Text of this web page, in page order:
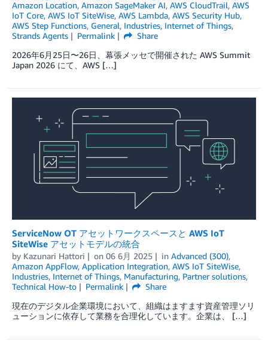
Amazon Location, Amazon SageMaker AI, AWS CloudTrail, AWS
IoT Core, AWS IoT SiteWise, AWS Lambda, AWS Security Hub,
AWS Step Functions, General, Industries, Internet of Things,
Strands Agents
Permalink
Share
2026年6月25日〜26日、幕張メッセで開催された AWS Summit
Japan 2026 にて、AWS […]
ServiceNow OT アセットワークスペースと AWS IoT
SiteWise アセットモデルの統合
by Kazunari Hattori on 06 6月 2025 in Advanced (300),
Amazon AppFlow, Application Integration, AWS IoT SiteWise,
Industries, Internet of Things, Manufacturing, Partner solutions,
Technical How-to
Permalink
Share
現在のデジタル企業環境において、組織はますます資産管理ソリ
ューションに依存して業務を合理化しています。企業は、 […]